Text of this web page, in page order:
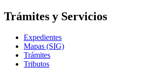
Trámites y Servicios
Expedientes
Mapas (SIG)
Trámites
Tributos